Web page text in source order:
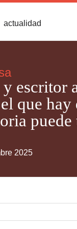
actualidad
escritor
que
puede
2025